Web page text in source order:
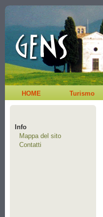
HOME Turismo
Info
Mappa del sito
Contatti